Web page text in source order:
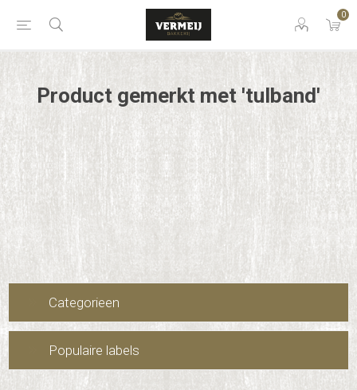
0
Product gemerkt met 'tulband'
Categorieen
Populaire labels